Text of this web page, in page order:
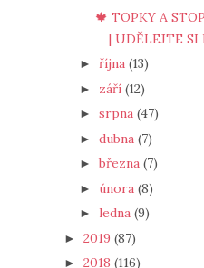
🍁 TOPKY A
| UDĚLEJTE SI
► října (13)
► září (12)
► srpna (47)
► dubna (7)
► března (7)
► února (8)
► ledna (9)
► 2019 (87)
► 2018 (116)